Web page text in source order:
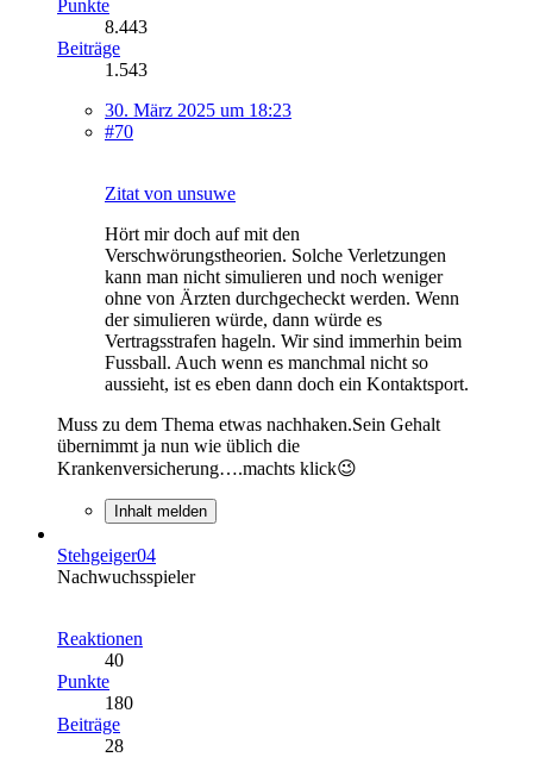
Punkte
8.443
Beiträge
1.543
30. März 2025 um 18:23
#70
Zitat von unsuwe
Hört mir doch auf mit den
Verschwörungstheorien. Solche Verletzungen
kann man nicht simulieren und noch weniger
ohne von Ärzten durchgecheckt werden. Wenn
der simulieren würde, dann würde es
Vertragsstrafen hageln. Wir sind immerhin beim
Fussball. Auch wenn es manchmal nicht so
aussieht, ist es eben dann doch ein Kontaktsport.
Muss zu dem Thema etwas nachhaken.Sein Gehalt
übernimmt ja nun wie üblich die
Krankenversicherung….machts klick😉
Inhalt melden
Stehgeiger04
Nachwuchsspieler
Reaktionen
40
Punkte
180
Beiträge
28